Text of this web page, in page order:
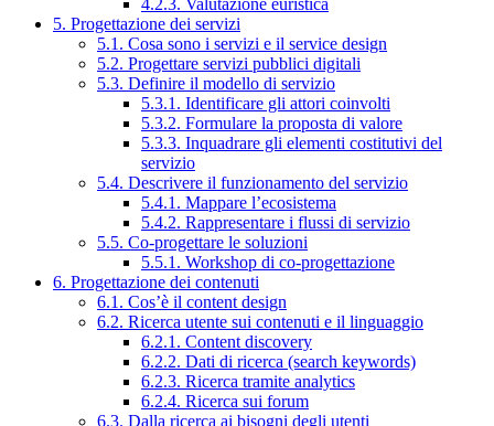
4.2.3. Valutazione euristica
5. Progettazione dei servizi
5.1. Cosa sono i servizi e il service design
5.2. Progettare servizi pubblici digitali
5.3. Definire il modello di servizio
5.3.1. Identificare gli attori coinvolti
5.3.2. Formulare la proposta di valore
5.3.3. Inquadrare gli elementi costitutivi del
servizio
5.4. Descrivere il funzionamento del servizio
5.4.1. Mappare l’ecosistema
5.4.2. Rappresentare i flussi di servizio
5.5. Co-progettare le soluzioni
5.5.1. Workshop di co-progettazione
6. Progettazione dei contenuti
6.1. Cos’è il content design
6.2. Ricerca utente sui contenuti e il linguaggio
6.2.1. Content discovery
6.2.2. Dati di ricerca (search keywords)
6.2.3. Ricerca tramite analytics
6.2.4. Ricerca sui forum
6.3. Dalla ricerca ai bisogni degli utenti